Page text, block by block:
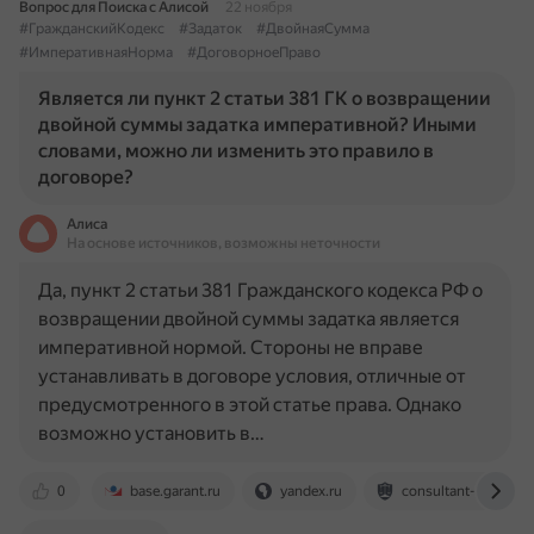
Вопрос для Поиска с Алисой
22 ноября
#ГражданскийКодекс
#Задаток
#ДвойнаяСумма
#ИмперативнаяНорма
#ДоговорноеПраво
Является ли пункт 2 статьи 381 ГК о возвращении
двойной суммы задатка императивной? Иными
словами, можно ли изменить это правило в
договоре?
Алиса
На основе источников, возможны неточности
0 base.garant.ru yandex.ru consultant-mos.ru
Да, пункт 2 статьи 381 Гражданского кодекса РФ о
возвращении двойной суммы задатка является
императивной нормой. Стороны не вправе
устанавливать в договоре условия, отличные от
предусмотренного в этой статье права. Однако
возможно установить в…